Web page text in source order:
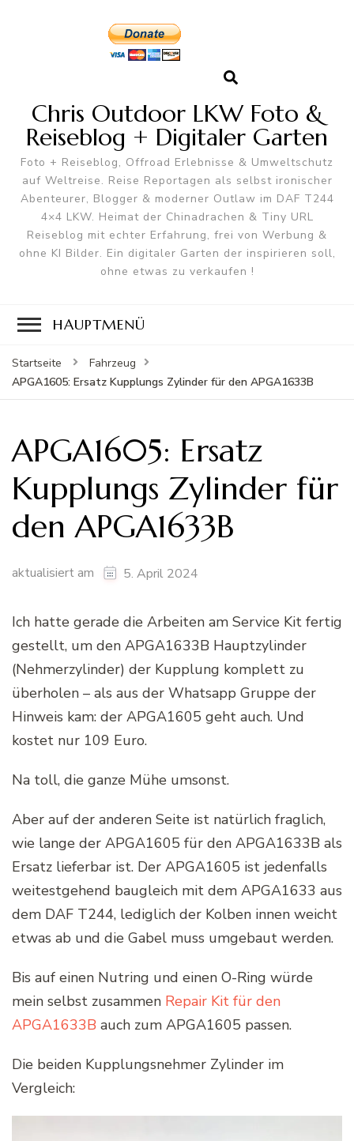
Chris Outdoor LKW Foto &
Reiseblog + Digitaler Garten
Foto + Reiseblog, Offroad Erlebnisse & Umweltschutz
auf Weltreise. Reise Reportagen als selbst ironischer
Abenteurer, Blogger & moderner Outlaw im DAF T244
4×4 LKW. Heimat der Chinadrachen & Tiny URL
Reiseblog mit echter Erfahrung, frei von Werbung &
ohne KI Bilder. Ein digitaler Garten der inspirieren soll,
ohne etwas zu verkaufen !
HAUPTMENÜ
Startseite
Fahrzeug
APGA1605: Ersatz Kupplungs Zylinder für den APGA1633B
APGA1605: Ersatz
Kupplungs Zylinder für
den APGA1633B
aktualisiert am 5. April 2024
Ich hatte gerade die Arbeiten am Service Kit fertig
gestellt, um den APGA1633B Hauptzylinder
(Nehmerzylinder) der Kupplung komplett zu
überholen – als aus der Whatsapp Gruppe der
Hinweis kam: der APGA1605 geht auch. Und
kostet nur 109 Euro.
Na toll, die ganze Mühe umsonst.
Aber auf der anderen Seite ist natürlich fraglich,
wie lange der APGA1605 für den APGA1633B als
Ersatz lieferbar ist. Der APGA1605 ist jedenfalls
weitestgehend baugleich mit dem APGA1633 aus
dem DAF T244, lediglich der Kolben innen weicht
etwas ab und die Gabel muss umgebaut werden.
Bis auf einen Nutring und einen O-Ring würde
mein selbst zusammen Repair Kit für den
APGA1633B auch zum APGA1605 passen.
Die beiden Kupplungsnehmer Zylinder im
Vergleich: